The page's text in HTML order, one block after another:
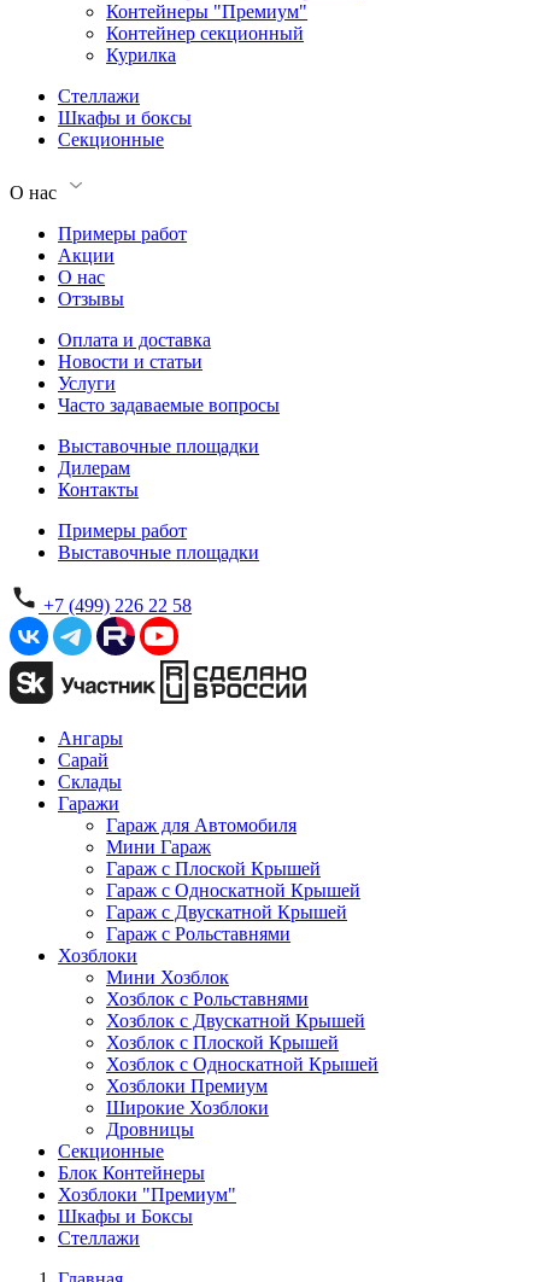
Контейнеры "Премиум"
Контейнер секционный
Курилка
Стеллажи
Шкафы и боксы
Секционные
О нас
Примеры работ
Акции
О нас
Отзывы
Оплата и доставка
Новости и статьи
Услуги
Часто задаваемые вопросы
Выставочные площадки
Дилерам
Контакты
Примеры работ
Выставочные площадки
+7 (499) 226 22 58
Ангары
Сарай
Склады
Гаражи
Гараж для Автомобиля
Мини Гараж
Гараж с Плоской Крышей
Гараж с Односкатной Крышей
Гараж с Двускатной Крышей
Гараж с Рольставнями
Хозблоки
Мини Хозблок
Хозблок с Рольставнями
Хозблок с Двускатной Крышей
Хозблок с Плоской Крышей
Хозблок с Односкатной Крышей
Хозблоки Премиум
Широкие Хозблоки
Дровницы
Секционные
Блок Контейнеры
Хозблоки "Премиум"
Шкафы и Боксы
Стеллажи